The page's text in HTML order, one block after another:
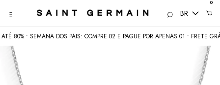
BR
0
80% • SEMANA DOS PAIS: COMPRE 02 E PAGUE POR APENAS 01 • FRETE